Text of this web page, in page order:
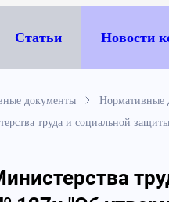
Статьи Новости
документы
Нормативные
труда и социальной